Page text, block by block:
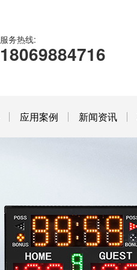
服务热线:
18069884716
应用案例 新闻资讯